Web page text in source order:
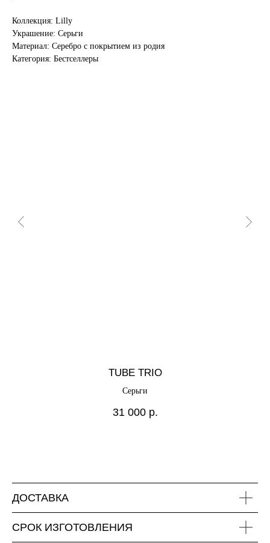
Коллекция: Lilly
Украшение: Серьги
Материал: Серебро с покрытием из родия
Категория: Бестселлеры
TUBE TRIO
Серьги
31 000 р.
ДОСТАВКА
СРОК ИЗГОТОВЛЕНИЯ